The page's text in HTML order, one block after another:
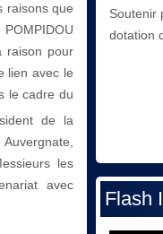
raisons que
raison pour
lien avec le
le cadre du
de la
les
avec
Soutenir
dotation
Flash